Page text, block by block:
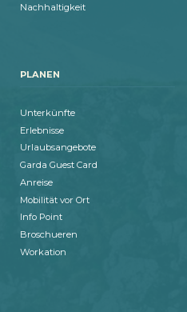
Nachhaltigkeit
PLANEN
Unterkünfte
Erlebnisse
Urlaubsangebote
Garda Guest Card
Anreise
Mobilität vor Ort
Info Point
Broschueren
Workation